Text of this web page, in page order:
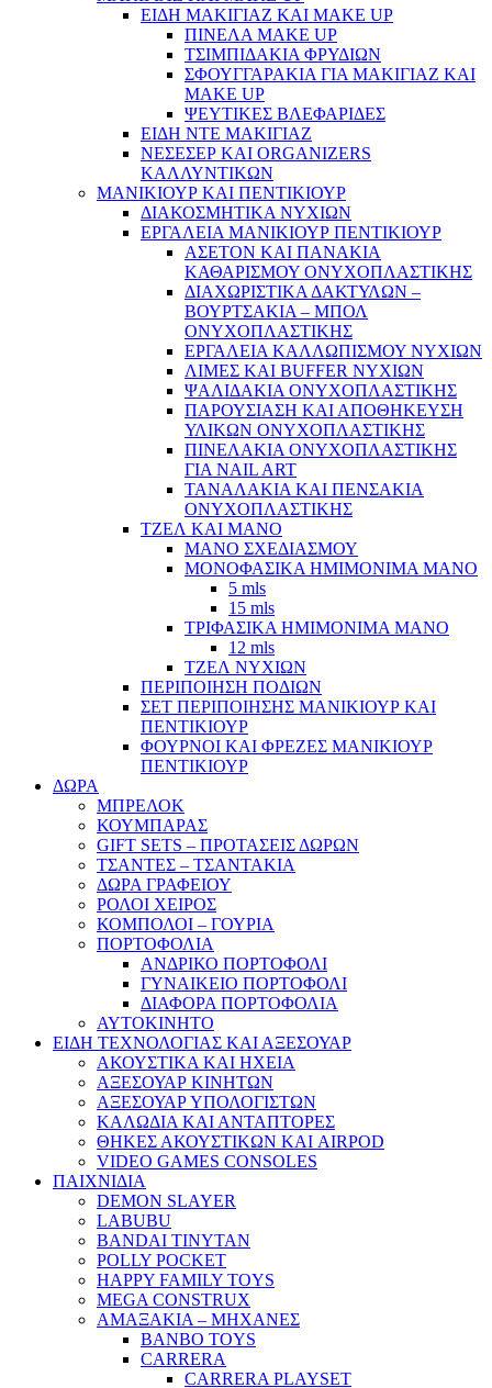
ΕΙΔΗ ΜΑΚΙΓΙΑΖ ΚΑΙ MAKE UP
ΠΙΝΕΛΑ MAKE UP
ΤΣΙΜΠΙΔΑΚΙΑ ΦΡΥΔΙΩΝ
ΣΦΟΥΓΓΑΡΑΚΙΑ ΓΙΑ ΜΑΚΙΓΙΑZ ΚΑΙ
MAKE UP
ΨΕΥΤΙΚΕΣ ΒΛΕΦΑΡΙΔΕΣ
ΕΙΔΗ ΝΤΕ ΜΑΚΙΓΙΑΖ
ΝΕΣΕΣΕΡ ΚΑΙ ORGANIZERS
ΚΑΛΛΥΝΤΙΚΩΝ
ΜΑΝΙΚΙΟΥΡ ΚΑΙ ΠΕΝΤΙΚΙΟΥΡ
ΔΙΑΚΟΣΜΗΤΙΚΑ ΝΥΧΙΩΝ
ΕΡΓΑΛΕΙΑ ΜΑΝΙΚΙΟΥΡ ΠΕΝΤΙΚΙΟΥΡ
ΑΣΕΤΟΝ ΚΑΙ ΠΑΝΑΚΙΑ
ΚΑΘΑΡΙΣΜΟΥ ΟΝΥΧΟΠΛΑΣΤΙΚΗΣ
ΔΙΑΧΩΡΙΣΤΙΚΑ ΔΑΚΤΥΛΩΝ –
ΒΟΥΡΤΣΑΚΙΑ – ΜΠΟΛ
ΟΝΥΧΟΠΛΑΣΤΙΚΗΣ
ΕΡΓΑΛΕΙΑ ΚΑΛΛΩΠΙΣΜΟΥ ΝΥΧΙΩΝ
ΛΙΜΕΣ ΚΑΙ BUFFER ΝΥΧΙΩΝ
ΨΑΛΙΔΑΚΙΑ ΟΝΥΧΟΠΛΑΣΤΙΚΗΣ
ΠΑΡΟΥΣΙΑΣΗ ΚΑΙ ΑΠΟΘΗΚΕΥΣΗ
ΥΛΙΚΩΝ ΟΝΥΧΟΠΛΑΣΤΙΚΗΣ
ΠΙΝΕΛΑΚΙΑ ΟΝΥΧΟΠΛΑΣΤΙΚΗΣ
ΓΙΑ NAIL ART
ΤΑΝΑΛΑΚΙΑ ΚΑΙ ΠΕΝΣΑΚΙΑ
ΟΝΥΧΟΠΛΑΣΤΙΚΗΣ
ΤΖΕΛ ΚΑΙ ΜΑΝΟ
ΜΑΝΟ ΣΧΕΔΙΑΣΜΟΥ
ΜΟΝΟΦΑΣΙΚΑ ΗΜΙΜΟΝΙΜΑ ΜΑΝΟ
5 mls
15 mls
ΤΡΙΦΑΣΙΚΑ ΗΜΙΜΟΝΙΜΑ ΜΑΝΟ
12 mls
ΤΖΕΛ ΝΥΧΙΩΝ
ΠΕΡΙΠΟΙΗΣΗ ΠΟΔΙΩΝ
ΣΕΤ ΠΕΡΙΠΟΙΗΣΗΣ ΜΑΝΙΚΙΟΥΡ ΚΑΙ
ΠΕΝΤΙΚΙΟΥΡ
ΦΟΥΡΝΟΙ ΚΑΙ ΦΡΕΖΕΣ ΜΑΝΙΚΙΟΥΡ
ΠΕΝΤΙΚΙΟΥΡ
ΔΩΡΑ
ΜΠΡΕΛΟΚ
ΚΟΥΜΠΑΡΑΣ
GIFT SETS – ΠΡΟΤΑΣΕΙΣ ΔΩΡΩΝ
ΤΣΑΝΤΕΣ – ΤΣΑΝΤΑΚΙΑ
ΔΩΡΑ ΓΡΑΦΕΙΟΥ
ΡΟΛΟΙ ΧΕΙΡΟΣ
ΚΟΜΠΟΛΟΙ – ΓΟΥΡΙΑ
ΠΟΡΤΟΦΟΛΙΑ
ΑΝΔΡΙΚΟ ΠΟΡΤΟΦΟΛΙ
ΓΥΝΑΙΚΕΙΟ ΠΟΡΤΟΦΟΛΙ
ΔΙΑΦΟΡΑ ΠΟΡΤΟΦΟΛΙΑ
ΑΥΤΟΚΙΝΗΤΟ
ΕΙΔΗ ΤΕΧΝΟΛΟΓΙΑΣ ΚΑΙ ΑΞΕΣΟΥΑΡ
ΑΚΟΥΣΤΙΚΑ ΚΑΙ ΗΧΕΙΑ
ΑΞΕΣΟΥΑΡ ΚΙΝΗΤΩΝ
ΑΞΕΣΟΥΑΡ ΥΠΟΛΟΓΙΣΤΩΝ
ΚΑΛΩΔΙΑ ΚΑΙ ΑΝΤΑΠΤΟΡΕΣ
ΘΗΚΕΣ ΑΚΟΥΣΤΙΚΩΝ ΚΑΙ AIRPOD
VIDEO GAMES CONSOLES
ΠΑΙΧΝΙΔΙΑ
DEMON SLAYER
LABUBU
BANDAI TINYTAN
POLLY POCKET
HAPPY FAMILY TOYS
MEGA CONSTRUX
ΑΜΑΞΑΚΙΑ – ΜΗΧΑΝΕΣ
BANBO TOYS
CARRERA
CARRERA PLAYSET